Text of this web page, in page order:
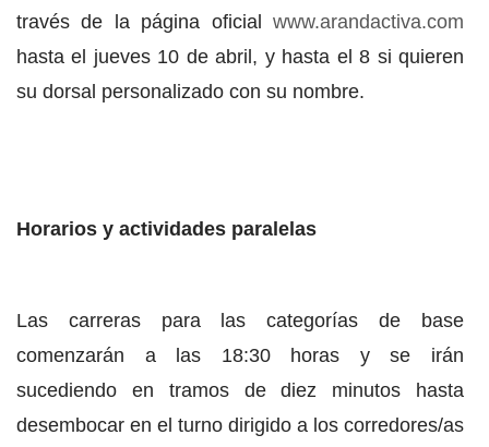
través de la página oficial www.arandactiva.com
hasta el jueves 10 de abril, y hasta el 8 si quieren
su dorsal personalizado con su nombre. ​
Horarios y actividades paralelas
Las carreras para las categorías de base
comenzarán a las 18:30 horas y se irán
sucediendo en tramos de diez minutos hasta
desembocar en el turno dirigido a los corredores/as